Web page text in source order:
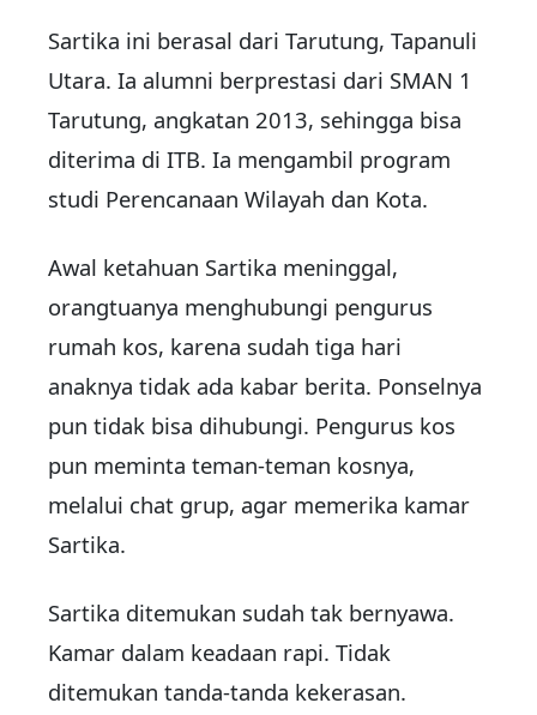
Sartika ini berasal dari Tarutung, Tapanuli
Utara. Ia alumni berprestasi dari SMAN 1
Tarutung, angkatan 2013, sehingga bisa
diterima di ITB. Ia mengambil program
studi Perencanaan Wilayah dan Kota.
Awal ketahuan Sartika meninggal,
orangtuanya menghubungi pengurus
rumah kos, karena sudah tiga hari
anaknya tidak ada kabar berita. Ponselnya
pun tidak bisa dihubungi. Pengurus kos
pun meminta teman-teman kosnya,
melalui chat grup, agar memerika kamar
Sartika.
Sartika ditemukan sudah tak bernyawa.
Kamar dalam keadaan rapi. Tidak
ditemukan tanda-tanda kekerasan.